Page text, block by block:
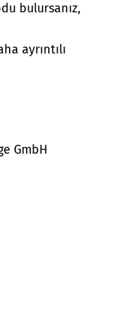
bulursanız,
ayrıntılı
GmbH